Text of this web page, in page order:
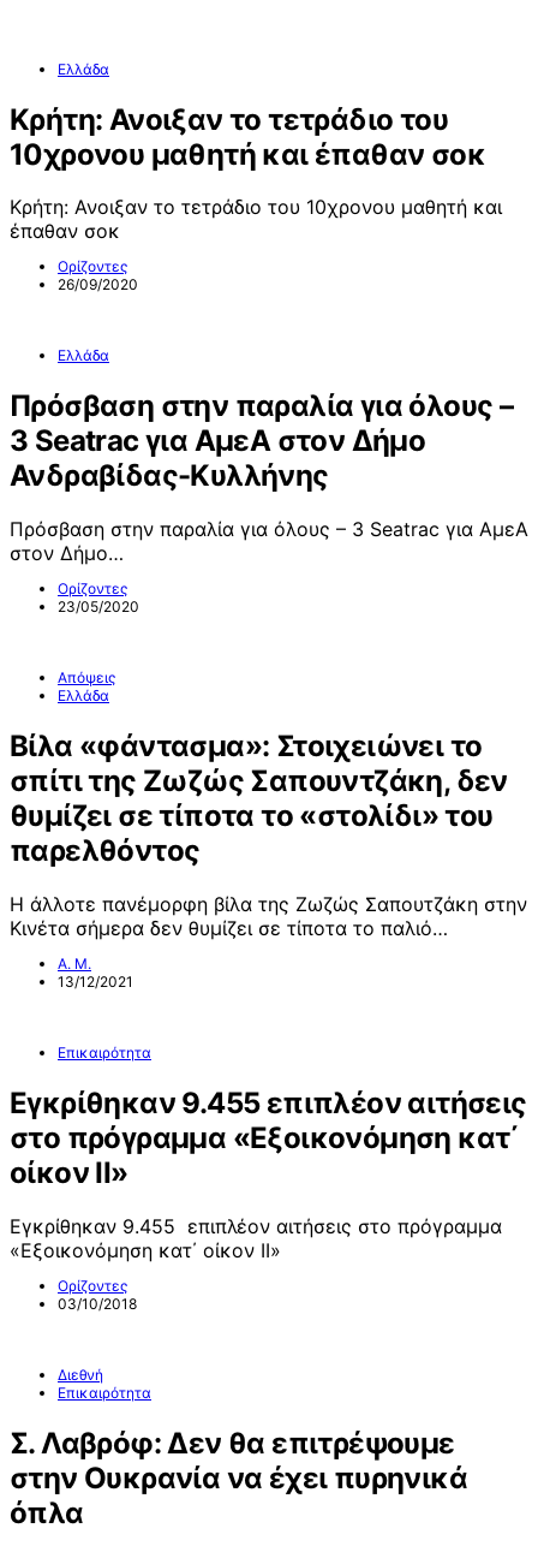
Ελλάδα
Κρήτη: Ανοιξαν το τετράδιο του
10χρονου μαθητή και έπαθαν σοκ
Κρήτη: Ανοιξαν το τετράδιο του 10χρονου μαθητή και
έπαθαν σοκ
Ορίζοντες
26/09/2020
Ελλάδα
Πρόσβαση στην παραλία για όλους –
3 Seatrac για ΑμεΑ στον Δήμο
Ανδραβίδας-Κυλλήνης
Πρόσβαση στην παραλία για όλους – 3 Seatrac για ΑμεΑ
στον Δήμο…
Ορίζοντες
23/05/2020
Απόψεις
Ελλάδα
Βίλα «φάντασμα»: Στοιχειώνει το
σπίτι της Ζωζώς Σαπουντζάκη, δεν
θυμίζει σε τίποτα το «στολίδι» του
παρελθόντος
Η άλλοτε πανέμορφη βίλα της Ζωζώς Σαπουτζάκη στην
Κινέτα σήμερα δεν θυμίζει σε τίποτα το παλιό…
Α. Μ.
13/12/2021
Επικαιρότητα
Εγκρίθηκαν 9.455 επιπλέον αιτήσεις
στο πρόγραμμα «Εξοικονόμηση κατ΄
οίκον ΙΙ»
Εγκρίθηκαν 9.455 επιπλέον αιτήσεις στο πρόγραμμα
«Εξοικονόμηση κατ΄ οίκον ΙΙ»
Ορίζοντες
03/10/2018
Διεθνή
Επικαιρότητα
Σ. Λαβρόφ: Δεν θα επιτρέψουμε
στην Ουκρανία να έχει πυρηνικά
όπλα